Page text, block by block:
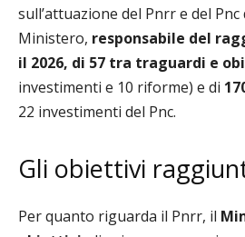
sull’attuazione del Pnrr e del
Ministero, responsabile del
il 2026, di 57 tra traguardi e
investimenti e 10 riforme) e di
22 investimenti del Pnc.
Gli obiettivi
Per quanto riguarda il Pnrr, il